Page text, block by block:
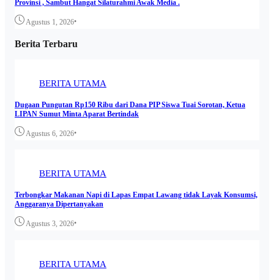
Provinsi , Sambut Hangat Silaturahmi Awak Media .
Agustus 1, 2026•
Berita Terbaru
BERITA UTAMA
Dugaan Pungutan Rp150 Ribu dari Dana PIP Siswa Tuai Sorotan, Ketua
LIPAN Sumut Minta Aparat Bertindak
Agustus 6, 2026•
BERITA UTAMA
Terbongkar Makanan Napi di Lapas Empat Lawang tidak Layak Konsumsi,
Anggaranya Dipertanyakan
Agustus 3, 2026•
BERITA UTAMA